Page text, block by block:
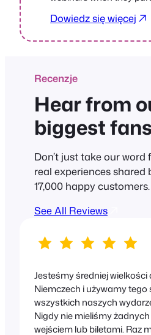
Dowiedz się więcej
Recenzje
Hear from
biggest fans
Don’t just take our word
real experiences shared
17,000 happy customers.
See All Reviews
Jesteśmy średniej
Niemczech i używamy
wszystkich naszych
Nigdy nie mieliśmy
wejściem lub biletami. Raz